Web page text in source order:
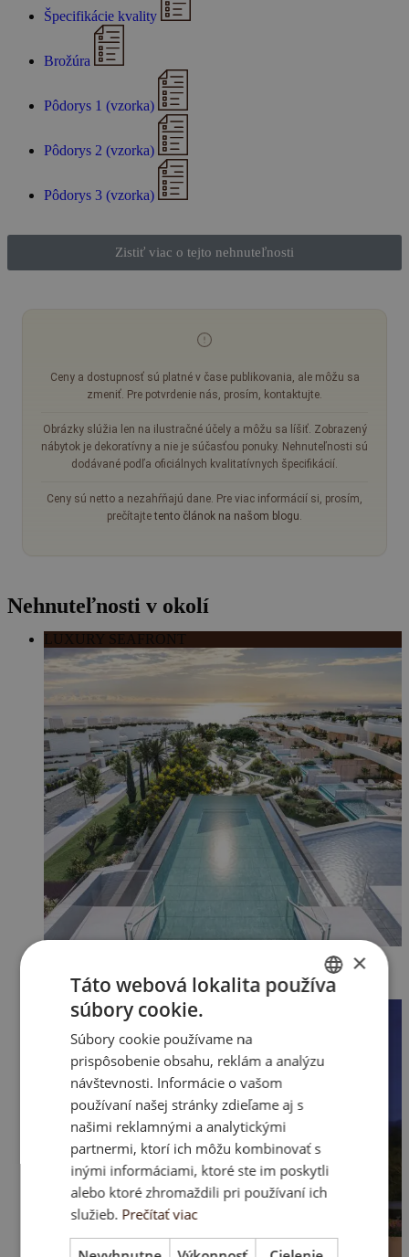
Špecifikácie kvality
Brožúra
Pôdorys 1 (vzorka)
Pôdorys 2 (vzorka)
Pôdorys 3 (vzorka)
Zistiť viac o tejto nehnuteľnosti
Ceny a dostupnosť sú platné v čase publikovania, ale môžu sa
zmeniť. Pre potvrdenie nás, prosím, kontaktujte.
Obrázky slúžia len na ilustračné účely a môžu sa líšiť. Zobrazený
nábytok je dekoratívny a nie je súčasťou ponuky. Nehnuteľnosti sú
dodávané podľa oficiálnych kvalitatívnych špecifikácií.
Ceny sú netto a nezahŕňajú dane. Pre viac informácií si, prosím,
prečítajtetento článok na našom blogu.
Nehnuteľnosti v okolí
LUXURY SEAFRONT
×
Táto webová lokalita používa
súbory cookie.
Súbory cookie používame na
prispôsobenie obsahu, reklám a analýzu
návštevnosti. Informácie o vašom
používaní našej stránky zdieľame aj s
našimi reklamnými a analytickými
partnermi, ktorí ich môžu kombinovať s
inými informáciami, ktoré ste im poskytli
alebo ktoré zhromaždili pri používaní ich
služieb. Prečítať viac